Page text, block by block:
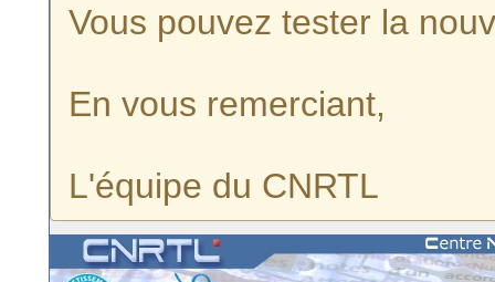
Vous pouvez tester la
En vous remerciant,
L'équipe du CNRTL